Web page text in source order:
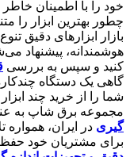
خود را با اطمینان
​چطور بهترین ابزار را
​بازار ابزارهای دقیق
هوشمندانه، پیشنهاد
کنید و سپس به بررسی
گاهی یک دستگاه
شما را از خرید چند
​مجموعه برق شاپ به
گیری در ایران، همواره
برای مشتریان خود حفظ